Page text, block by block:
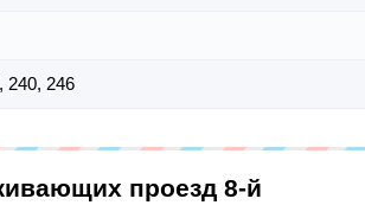
240, 246
проезд 8-й